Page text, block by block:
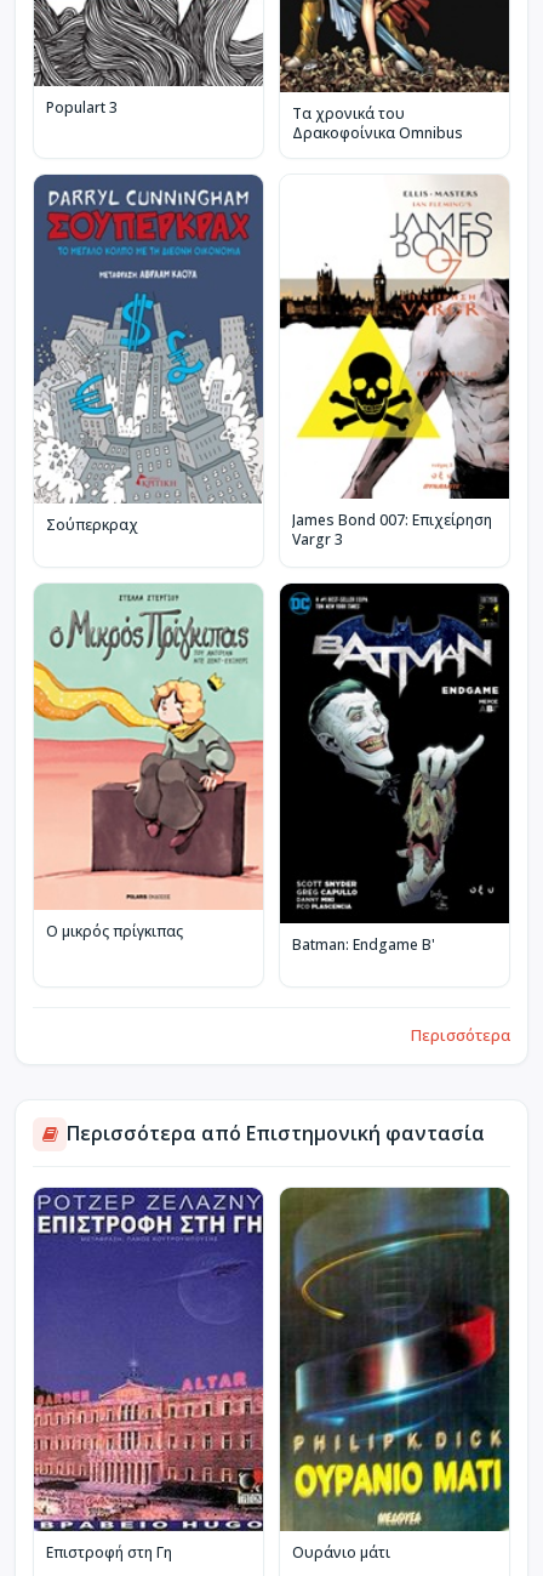
Populart 3
Τα χρονικά του
Δρακοφοίνικα Omnibus
Σούπερκραχ
James Bond 007: Επιχείρηση
Vargr 3
Ο μικρός πρίγκιπας
Batman: Endgame B'
Περισσότερα
Περισσότερα από Επιστημονική φαντασία
Επιστροφή στη Γη Ουράνιο μάτι